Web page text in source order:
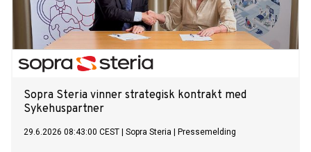
Sopra Steria vinner strategisk kontrakt med
Sykehuspartner
29.6.2026 08:43:00 CEST Sopra Steria Pressemelding